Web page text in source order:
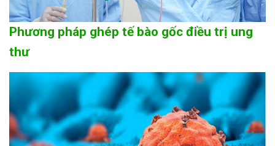
Phương pháp ghép tế bào gốc điều trị ung
thư